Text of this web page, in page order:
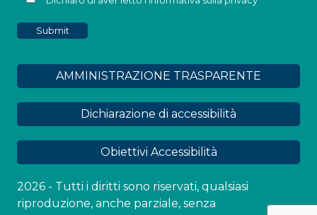
AMMINISTRAZIONE TRASPARENTE
Dichiarazione di accessibilità
Obiettivi Accessibilità
2026 - Tutti i diritti sono riservati, qualsiasi
riproduzione, anche parziale, senza